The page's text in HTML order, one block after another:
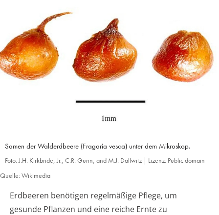
Samen der Walderdbeere (Fragaria vesca) unter dem Mikroskop.
Foto: J.H. Kirkbride, Jr., C.R. Gunn, and M.J. Dallwitz | Lizenz: Public domain |
Quelle: Wikimedia
Erdbeeren benötigen regelmäßige Pflege, um
gesunde Pflanzen und eine reiche Ernte zu